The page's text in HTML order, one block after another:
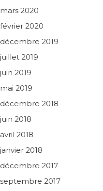
mars 2020
février 2020
décembre 2019
juillet 2019
juin 2019
mai 2019
décembre 2018
juin 2018
avril 2018
janvier 2018
décembre 2017
septembre 2017